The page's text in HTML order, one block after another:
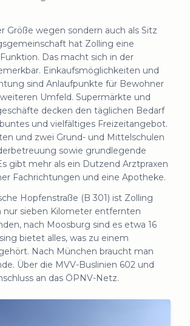
Größe wegen sondern auch als Sitz
hat Zolling eine
Das macht sich in der
Einkaufsmöglichkeiten und
sind Anlaufpunkte für Bewohner
Umfeld. Supermärkte und
decken den täglichen Bedarf
und vielfältiges Freizeitangebot.
und zwei Grund- und Mittelschulen
sowie grundlegende
gibt mehr als ein Dutzend Arztpraxen
Fachrichtungen und eine Apotheke.
Hopfenstraße (B 301) ist Zolling
sieben Kilometer entfernten
nach Moosburg sind es etwa 16
bietet alles, was zu einem
Nach München braucht man
Über die MVV-Buslinien 602 und
an das ÖPNV-Netz.